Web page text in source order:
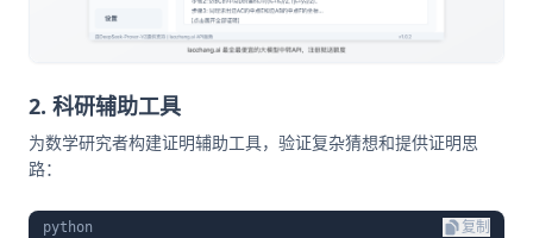
2. 科研辅助工具
为数学研究者构建证明辅助工具，验证复杂猜想和提供证明思
路：
python 复制